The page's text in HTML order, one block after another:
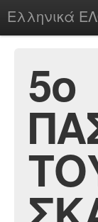
Ελληνικά
chesstu.be @
Login
5ο